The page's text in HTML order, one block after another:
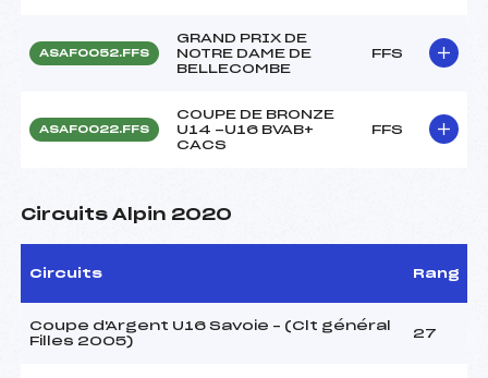
ASAF0052.FFS
GRAND PRIX DE
NOTRE DAME DE
BELLECOMBE
FFS
ASAF0022.FFS
COUPE DE BRONZE
U14 -U16 BVAB+
CACS
FFS
Circuits Alpin 2020
Circuits Rang
Coupe d'Argent U16 Savoie – (Clt général
Filles 2005)
27